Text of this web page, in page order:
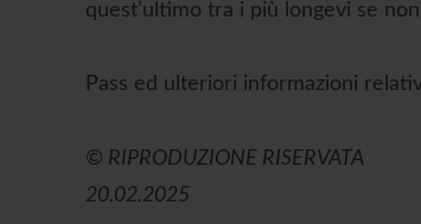
quest’ultimo tra i più longevi se
Pass ed ulteriori informazioni
© RIPRODUZIONE RISERVATA
20.02.2025